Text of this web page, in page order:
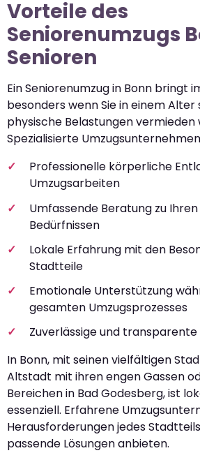
Vorteile des
Seniorenumzugs
Senioren
Ein Seniorenumzug in Bonn bringt
besonders wenn Sie in einem Alter
physische Belastungen vermieden
Spezialisierte
Professionelle körperliche
Umzugsarbeiten
Umfassende Beratung zu
Bedürfnissen
Lokale Erfahrung mit den
Stadtteile
Emotionale Unterstützung
gesamten Umzugsprozesses
Zuverlässige und
In Bonn, mit seinen vielfältigen
Altstadt mit ihren engen Gassen
Bereichen in Bad Godesberg, ist
essenziell. Erfahrene
Herausforderungen jedes
passende Lösungen anbieten.